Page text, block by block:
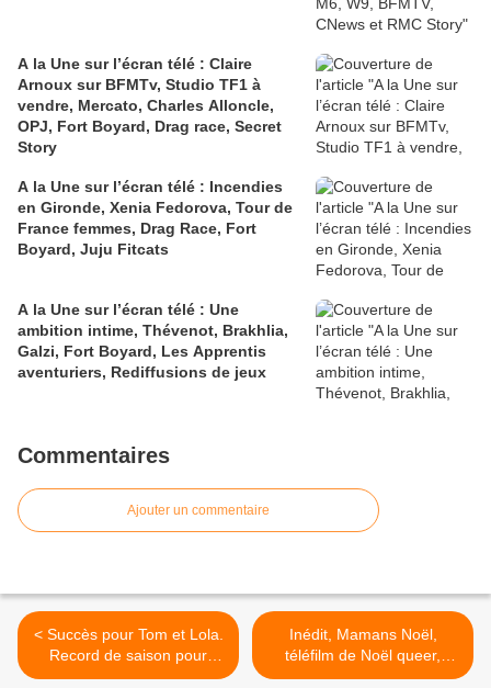
A la Une sur l’écran télé : Claire
Arnoux sur BFMTv, Studio TF1 à
vendre, Mercato, Charles Alloncle,
OPJ, Fort Boyard, Drag race, Secret
Story
A la Une sur l’écran télé : Incendies
en Gironde, Xenia Fedorova, Tour de
France femmes, Drag Race, Fort
Boyard, Juju Fitcats
A la Une sur l’écran télé : Une
ambition intime, Thévenot, Brakhlia,
Galzi, Fort Boyard, Les Apprentis
aventuriers, Rediffusions de jeux
Commentaires
Ajouter un commentaire
< Succès pour Tom et Lola.
Record de saison pour
Incroyable talent. Les
Inédit, Mamans Noël,
téléfilm de Noël queer,
aujourd’hui à 14h25 sur